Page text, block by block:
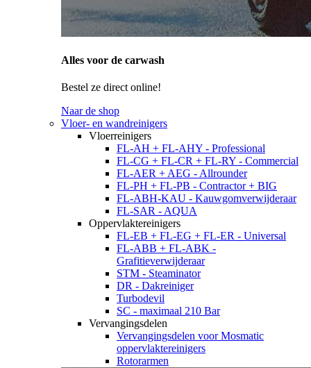
Alles voor de carwash
Bestel ze direct online!
Naar de shop
Vloer- en wandreinigers
Vloerreinigers
FL-AH + FL-AHY - Professional
FL-CG + FL-CR + FL-RY - Commercial
FL-AER + AEG - Allrounder
FL-PH + FL-PB - Contractor + BIG
FL-ABH-KAU - Kauwgomverwijderaar
FL-SAR - AQUA
Oppervlaktereinigers
FL-EB + FL-EG + FL-ER - Universal
FL-ABB + FL-ABK -
Grafitieverwijderaar
STM - Steaminator
DR - Dakreiniger
Turbodevil
SC - maximaal 210 Bar
Vervangingsdelen
Vervangingsdelen voor Mosmatic
oppervlaktereinigers
Rotorarmen